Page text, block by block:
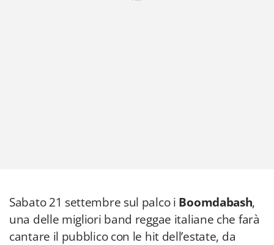
Sabato 21 settembre sul palco i Boomdabash,
una delle migliori band reggae italiane che farà
cantare il pubblico con le hit dell’estate, da